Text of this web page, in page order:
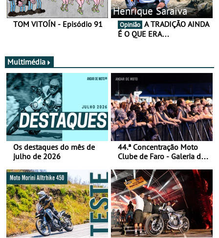
TOM VITOÍN - Episódio 91
Henrique Saraiva
Opinião
É O QUE ERA…
Multimédia
Os destaques do mês de
julho de 2026
44.ª Concentração Moto
Clube de Faro - Galeria de